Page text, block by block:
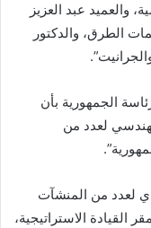
والعميد عبد العزيز
الطرق، والدكتور
الجمهورية بأن
لعدد من
لعدد من المنشآت
القيادة الاستراتيجية،